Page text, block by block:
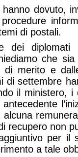
dovuto,
di postali.
dei diplomati
che
di merito e
di settembre
il ministero, i
recupero non
per il
a tale